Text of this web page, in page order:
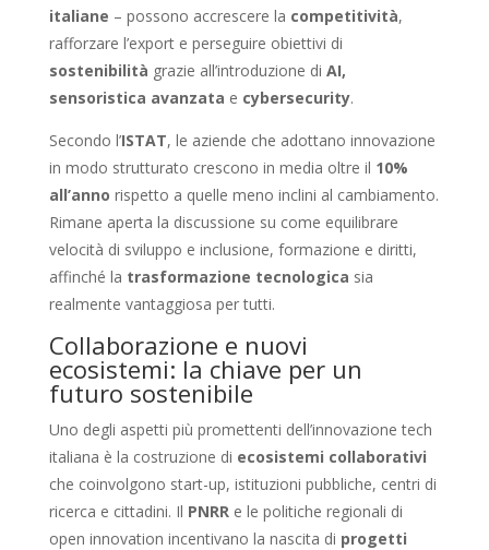
italiane – possono accrescere la competitività,
rafforzare l’export e perseguire obiettivi di
sostenibilità grazie all’introduzione di AI,
sensoristica avanzata e cybersecurity.
Secondo l’ISTAT, le aziende che adottano innovazione
in modo strutturato crescono in media oltre il 10%
all’anno rispetto a quelle meno inclini al cambiamento.
Rimane aperta la discussione su come equilibrare
velocità di sviluppo e inclusione, formazione e diritti,
affinché la trasformazione tecnologica sia
realmente vantaggiosa per tutti.
Collaborazione e nuovi
ecosistemi: la chiave per un
futuro sostenibile
Uno degli aspetti più promettenti dell’innovazione tech
italiana è la costruzione di ecosistemi collaborativi
che coinvolgono start-up, istituzioni pubbliche, centri di
ricerca e cittadini. Il PNRR e le politiche regionali di
open innovation incentivano la nascita di progetti